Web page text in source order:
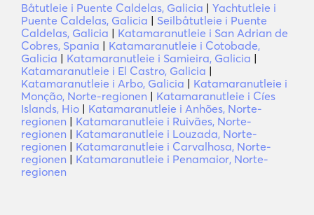
Båtutleie i Puente Caldelas, Galicia | Yachtutleie i
Puente Caldelas, Galicia | Seilbåtutleie i Puente
Caldelas, Galicia | Katamaranutleie i San Adrian de
Cobres, Spania | Katamaranutleie i Cotobade,
Galicia | Katamaranutleie i Samieira, Galicia |
Katamaranutleie i El Castro, Galicia |
Katamaranutleie i Arbo, Galicia | Katamaranutleie i
Monção, Norte-regionen | Katamaranutleie i Cíes
Islands, Hio | Katamaranutleie i Anhões, Norte-
regionen | Katamaranutleie i Ruivães, Norte-
regionen | Katamaranutleie i Louzada, Norte-
regionen | Katamaranutleie i Carvalhosa, Norte-
regionen | Katamaranutleie i Penamaior, Norte-
regionen